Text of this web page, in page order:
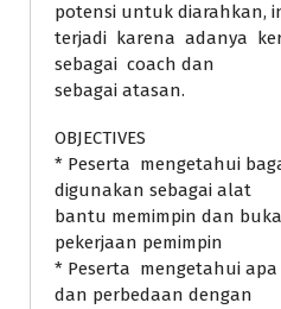
potensi untuk diarahkan,
terjadi karena adanya
sebagai coach dan
sebagai atasan.
OBJECTIVES
* Peserta mengetahui
digunakan sebagai alat
bantu memimpin dan
pekerjaan pemimpin
* Peserta mengetahui apa
dan perbedaan dengan